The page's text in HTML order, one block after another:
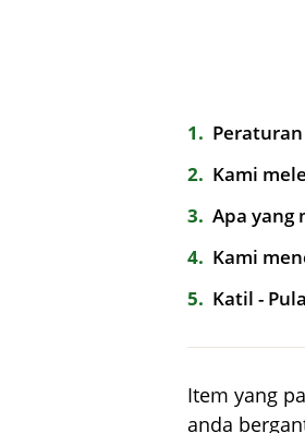
1
2
Kami
3
Apa yang
4
Kami
5
Katil -
Item yang
anda